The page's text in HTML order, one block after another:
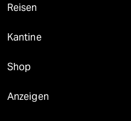
Reisen
Kantine
Shop
Anzeigen